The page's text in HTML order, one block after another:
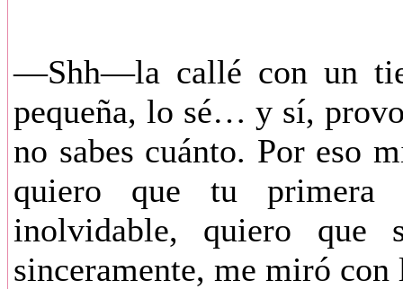
—Shh—la callé con un
pequeña, lo sé… y sí,
no sabes cuánto. Por eso
quiero que tu primera
inolvidable, quiero
sinceramente, me miró